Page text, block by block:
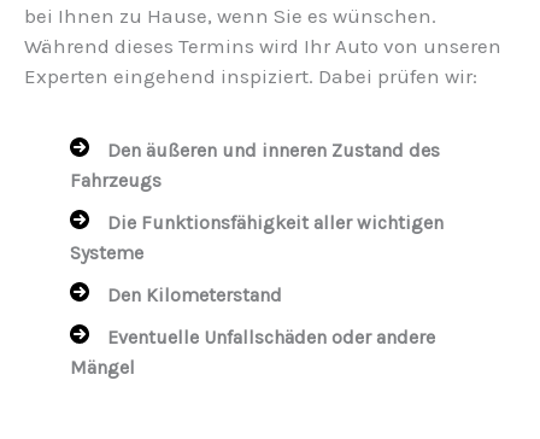
bei Ihnen zu Hause, wenn Sie es wünschen.
Während dieses Termins wird Ihr Auto von unseren
Experten eingehend inspiziert. Dabei prüfen wir:
Den äußeren und inneren Zustand des
Fahrzeugs
Die Funktionsfähigkeit aller wichtigen
Systeme
Den Kilometerstand
Eventuelle Unfallschäden oder andere
Mängel